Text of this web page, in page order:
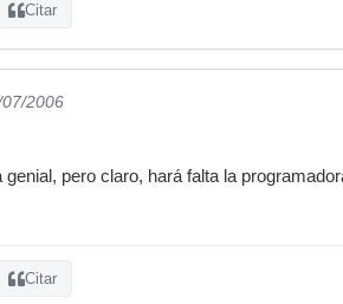
Citar
2006
genial, pero claro, hará falta la
Citar